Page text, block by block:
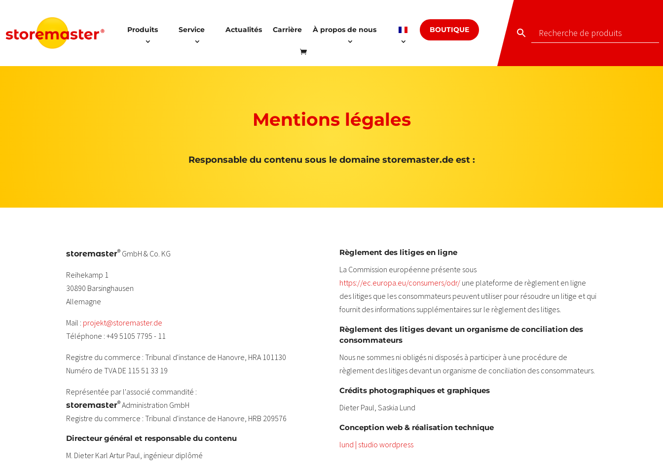
Produits Service Actualités Carrière À propos de nous BOUTIQUE
Mentions légales
Responsable du contenu sous le domaine storemaster.de est :
storemaster® GmbH & Co. KG
Reihekamp 1
30890 Barsinghausen
Allemagne
Mail : projekt@storemaster.de
Téléphone : +49 5105 7795 - 11
Registre du commerce : Tribunal d'instance de Hanovre, HRA 101130
Numéro de TVA DE 115 51 33 19
Représentée par l'associé commandité :
storemaster®Administration GmbH
Registre du commerce : Tribunal d'instance de Hanovre, HRB 209576
Directeur général et responsable du contenu
M. Dieter Karl Artur Paul, ingénieur diplômé
Règlement des litiges en ligne
La Commission européenne présente sous
https://ec.europa.eu/consumers/odr/ une plateforme de règlement en ligne
des litiges que les consommateurs peuvent utiliser pour résoudre un litige et qui
fournit des informations supplémentaires sur le règlement des litiges.
Règlement des litiges devant un organisme de conciliation des
consommateurs
Nous ne sommes ni obligés ni disposés à participer à une procédure de
règlement des litiges devant un organisme de conciliation des consommateurs.
Crédits photographiques et graphiques
Dieter Paul, Saskia Lund
Conception web & réalisation technique
lund | studio wordpress